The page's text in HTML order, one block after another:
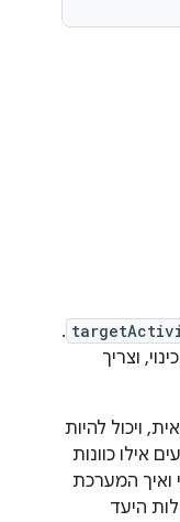
.
וצריך
ויכול להיות
אילו כוונות
ואיך המערכת
היעד